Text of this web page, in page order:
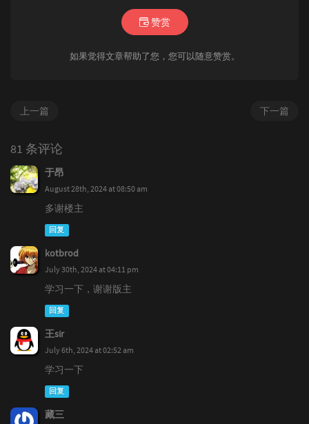
赞赏
如果觉得文章帮助了您，您可以随意赞赏。
下一篇
上一篇
81 条评论
于昂
August 28th, 2024 at 08:50 am
多谢楼主
回复
kotbrod
July 30th, 2024 at 04:11 pm
学习一下，谢谢版主
回复
王sir
July 6th, 2024 at 02:52 am
学习一下
回复
藏三